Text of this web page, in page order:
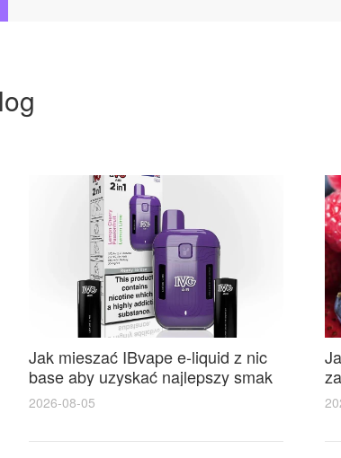
Jak mieszać IBvape e-liquid z nic
base aby uzyskać najlepszy smak
2026-08-05